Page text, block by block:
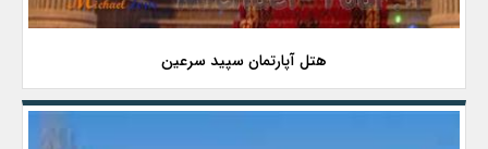
هتل آپارتمان سپید سرعین